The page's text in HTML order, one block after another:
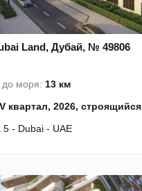
Land, Дубай, № 49806
до моря: 13 км
квартал, 2026, строящийся
5 - Dubai - UAE